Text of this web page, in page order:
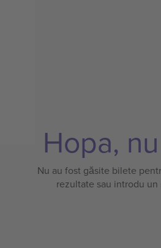
Hopa,
Nu au fost găsite bilete
rezultate sau introdu